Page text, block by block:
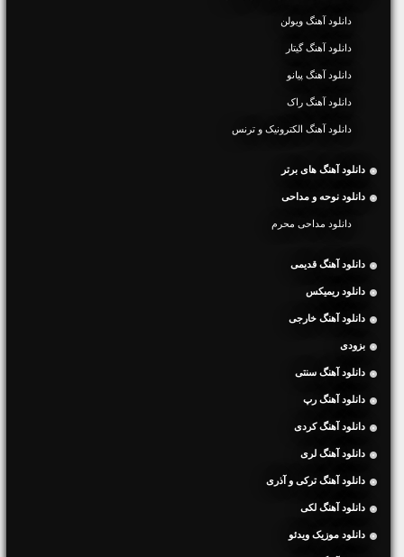
دانلود آهنگ ویولن
دانلود آهنگ گیتار
دانلود آهنگ پیانو
دانلود آهنگ راک
دانلود آهنگ الکترونیک و ترنس
دانلود آهنگ های برتر
دانلود نوحه و مداحی
دانلود مداحی محرم
دانلود آهنگ قدیمی
دانلود ریمیکس
دانلود آهنگ خارجی
بزودی
دانلود آهنگ سنتی
دانلود آهنگ رپ
دانلود آهنگ کردی
دانلود آهنگ لری
دانلود آهنگ ترکی و آذری
دانلود آهنگ لکی
دانلود موزیک ویدئو